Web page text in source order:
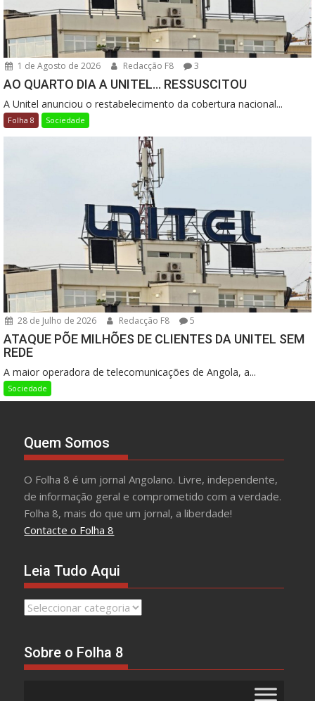
1 de Agosto de 2026 Redacção F8 3
AO QUARTO DIA A UNITEL… RESSUSCITOU
A Unitel anunciou o restabelecimento da cobertura nacional...
Folha 8 Sociedade
28 de Julho de 2026 Redacção F8 5
ATAQUE PÕE MILHÕES DE CLIENTES DA UNITEL SEM
REDE
A maior operadora de telecomunicações de Angola, a...
Sociedade
Quem Somos
O Folha 8 é um jornal Angolano. Livre, independente,
de informação geral e comprometido com a verdade.
Folha 8, mais do que um jornal, a liberdade!
Contacte o Folha 8
Leia Tudo Aqui
Leia
Sobre o Folha 8